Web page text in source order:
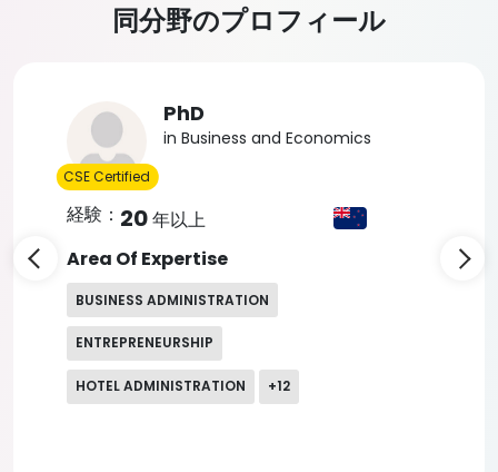
同分野のプロフィール
Slide 3 of 5 PhD
in Business and Economics
CSE Certified
経験： 20年以上
Area Of Expertise
BUSINESS ADMINISTRATION
ENTREPRENEURSHIP
HOTEL ADMINISTRATION +12